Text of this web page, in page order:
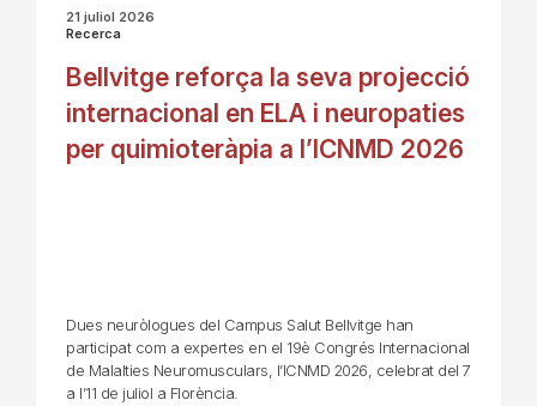
21 juliol 2026
Recerca
Bellvitge reforça la seva projecció
internacional en ELA i neuropaties
per quimioteràpia a l’ICNMD 2026
Dues neuròlogues del Campus Salut Bellvitge han
participat com a expertes en el 19è Congrés Internacional
de Malalties Neuromusculars, l’ICNMD 2026, celebrat del 7
a l’11 de juliol a Florència.